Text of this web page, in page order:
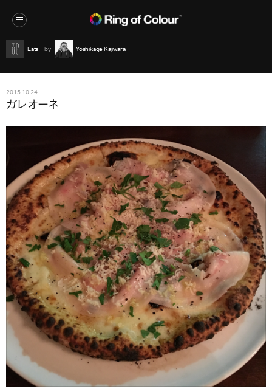
Eats Yoshikage Kajiwara
2015.10.24
ガレオーネ